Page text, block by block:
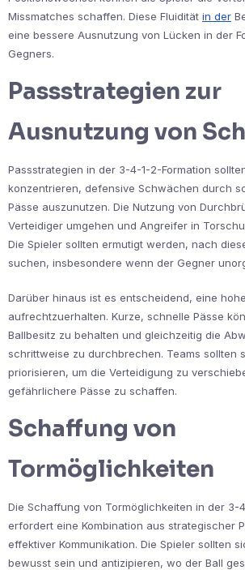
Missmatches schaffen. Diese Fluidität in der
eine bessere Ausnutzung von Lücken in der
Gegners.
Passstrategien zur
Ausnutzung von
Passstrategien in der 3-4-1-2-Formation
konzentrieren, defensive Schwächen durch
Pässe auszunutzen. Die Nutzung von
Verteidiger umgehen und Angreifer in
Die Spieler sollten ermutigt werden, nach
suchen, insbesondere wenn der Gegner
Darüber hinaus ist es entscheidend, eine
aufrechtzuerhalten. Kurze, schnelle Pässe
Ballbesitz zu behalten und gleichzeitig die
schrittweise zu durchbrechen. Teams sollten
priorisieren, um die Verteidigung zu
gefährlichere Pässe zu schaffen.
Schaffung von
Tormöglichkeiten
Die Schaffung von Tormöglichkeiten in der 3-
erfordert eine Kombination aus strategischer
effektiver Kommunikation. Die Spieler sollten
bewusst sein und antizipieren, wo der Ball